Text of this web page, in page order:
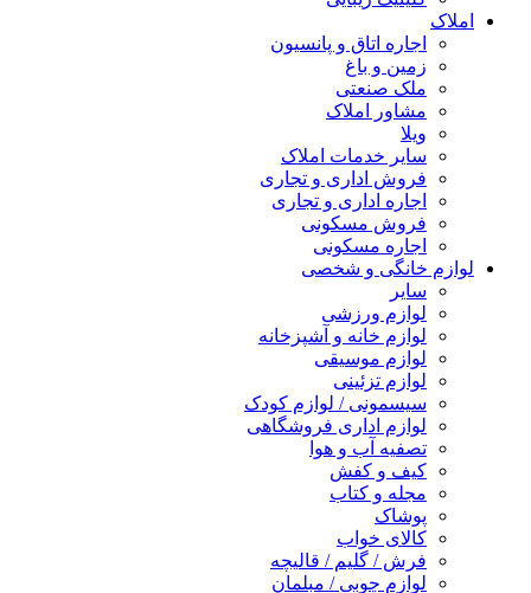
املاک
اجاره اتاق و پانسیون
زمین و باغ
ملک صنعتی
مشاور املاک
ویلا
سایر خدمات املاک
فروش اداری و تجاری
اجاره اداری و تجاری
فروش مسکونی
اجاره مسکونی
لوازم خانگی و شخصی
سایر
لوازم ورزشی
لوازم خانه و آشپزخانه
لوازم موسیقی
لوازم تزئینی
سیسمونی / لوازم کودک
لوازم اداری فروشگاهی
تصفیه آب و هوا
کیف و کفش
مجله و کتاب
پوشاک
کالای خواب
فرش / گلیم / قالیچه
لوازم چوبی / مبلمان